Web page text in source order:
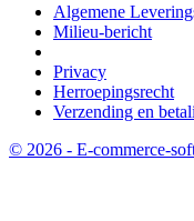
Algemene
Milieu-bericht
Privacy
Herroepingsrecht
Verzending en
© 2026 - E-commerce-